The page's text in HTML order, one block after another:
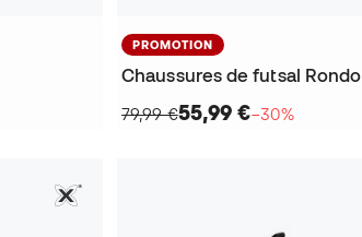
PROMOTION
Chaussures de futsal Rondo
79,99 €55,99 €−30%